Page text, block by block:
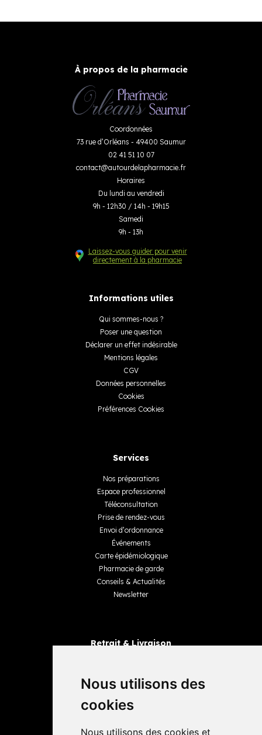
Nous utilisons des
cookies
Nous utilisons des cookies et
À propos de la pharmacie
Coordonnées
73 rue d’Orléans - 49400 Saumur
02 41 51 10 07
contact@autourdelapharmacie.fr
Horaires
Du lundi au vendredi
9h - 12h30 / 14h - 19h15
Samedi
9h - 13h
Laissez-vous guider pour venir
directement à la pharmacie
Informations utiles
Qui sommes-nous ?
Poser une question
Déclarer un effet indésirable
Mentions légales
CGV
Données personnelles
Cookies
Préférences Cookies
Services
Nos préparations
Espace professionnel
Téléconsultation
Prise de rendez-vous
Envoi d’ordonnance
Événements
Carte épidémiologique
Pharmacie de garde
Conseils & Actualités
Newsletter
Retrait & Livraison
Livraisons